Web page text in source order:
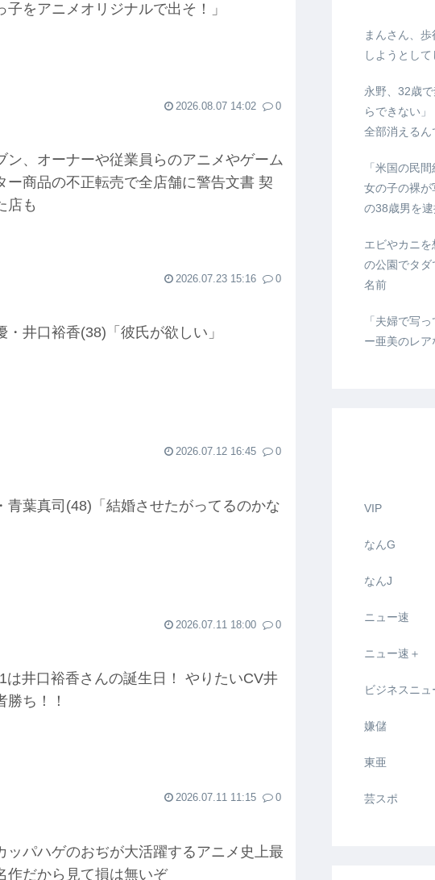
子をアニメオリジナルで出そ！」
2026.08.07 14:02 0
ン、オーナーや従業員らのアニメやゲーム
ー商品の不正転売で全店舗に警告文書 契
店も
2026.07.23 15:16 0
・井口裕香(38)「彼氏が欲しい」
2026.07.12 16:45 0
青葉真司(48)「結婚させたがってるのかな
2026.07.11 18:00 0
は井口裕香さんの誕生日！ やりたいCV井
勝ち！！
2026.07.11 11:15 0
ッパハゲのおぢが大活躍するアニメ史上最
作だから見て損は無いぞ
まんさん、
しようとして
永野、32歳
らできない
全部消えるん
「米国の民
女の子の裸
の38歳男を
エビやカニ
の公園でタ
名前
「夫婦で写
ー亜美のレ
VIP
なんG
なんJ
ニュー速
ニュー速＋
ビジネスニュ
嫌儲
東亜
芸スポ